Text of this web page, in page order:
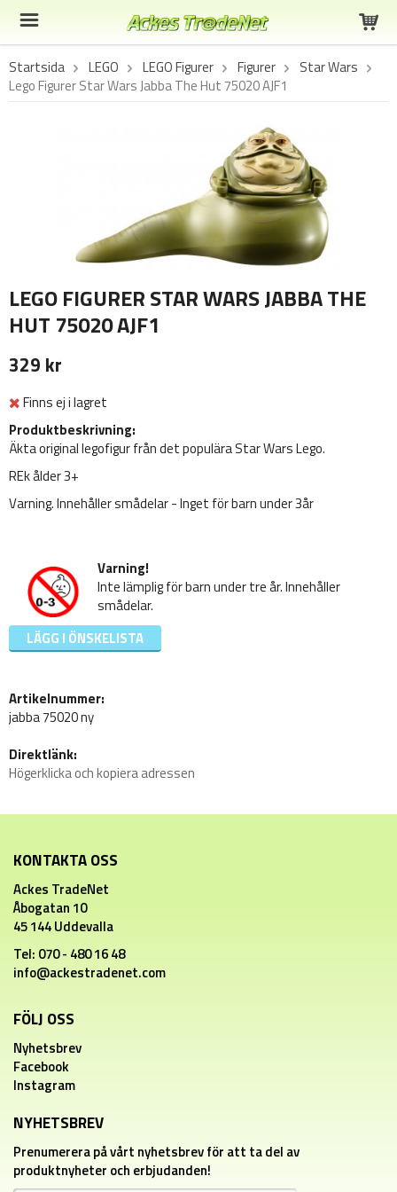
Startsida LEGO LEGO Figurer Figurer
Star Wars
Lego Figurer Star Wars Jabba The Hut 75020 AJF1
LEGO FIGURER STAR WARS JABBA THE
HUT 75020 AJF1
329 kr
Finns ej i lagret
Produktbeskrivning:
Äkta original legofigur från det populära Star Wars Lego.
REk ålder 3+
Varning. Innehåller smådelar - Inget för barn under 3år
Varning!
Inte lämplig för barn under tre år. Innehåller
smådelar.
LÄGG I ÖNSKELISTA
Artikelnummer:
jabba 75020 ny
Direktlänk:
Högerklicka och kopiera adressen
KONTAKTA OSS
Ackes TradeNet
Åbogatan 10
45 144 Uddevalla
Tel: 070 - 480 16 48
info@ackestradenet.com
FÖLJ OSS
Nyhetsbrev
Facebook
Instagram
NYHETSBREV
Prenumerera på vårt nyhetsbrev för att ta del av
produktnyheter och erbjudanden!